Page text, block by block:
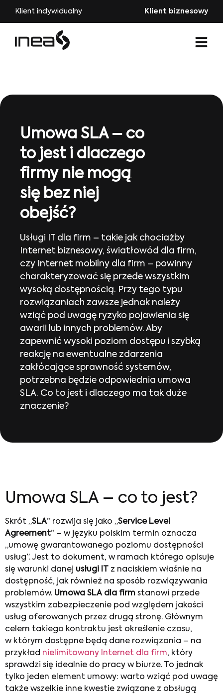
Klient indywidualny Klient biznesowy
Umowa SLA – co
to jest i dlaczego
firmy nie mogą
się bez niej
obejść?
Usługi IT dla firm – takie jak chociażby
Internet biznesowy, światłowód dla firm,
czy Internet mobilny dla firm – powinny
charakteryzować się przede wszystkim
wysoką dostępnością. Przy tego typu
rozwiązaniach zawsze jednak należy
wziąć pod uwagę ryzyko pojawienia się
awarii lub innych problemów. Aby
zapewnić wysoki poziom dostępu i szybką
reakcję na ewentualne zdarzenia
zakłócające sprawność systemów,
potrzebna będzie odpowiednia umowa
SLA. Co to jest i dlaczego ma tak duże
znaczenie?
Umowa SLA – co to jest?
Skrót „SLA” rozwija się jako „Service Level
Agreement” – w języku polskim termin oznacza
„umowę gwarantowanego poziomu dostępności
usług”. Jest to dokument, w ramach którego opisuje
się warunki danej usługi IT
z naciskiem właśnie na
dostępność, jak również na sposób rozwiązywania
problemów. Umowa SLA dla firm stanowi przede
wszystkim zabezpieczenie pod względem jakości
usług oferowanych przez drugą stronę. Głównym
celem takiego kontraktu jest określenie czasu,
w którym dostępne będą dane rozwiązania – na
przykład nielimitowany Internet dla firm, który
sprawdzi się idealnie do pracy w biurze. To jednak
tylko jeden element umowy: warto wziąć pod uwagę
także wszelkie inne kwestie związane z obsługą